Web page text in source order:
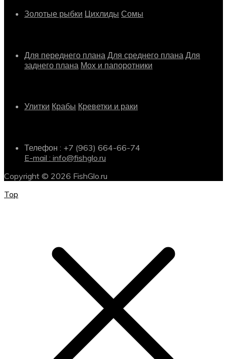
Золотые рыбки Цихлиды Сомы
Для переднего плана Для среднего плана Для
заднего плана Мох и папоротники
Улитки Крабы Креветки и раки
Телефон : +7 (963) 664-66-74
E-mail : info@fishglo.ru
Copyright © 2026 FishGlo.ru
Top